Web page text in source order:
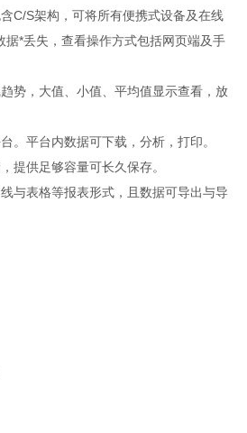
C/S架构，可将所有便携式设备及在线
据*丢失，查看操作方式包括网页端及手
势，大值、小值、平均值显示查看，放
。平台内数据可下载，分析，打印。
提供足够容量可长久保存。
与表格等报表形式，且数据可导出与导